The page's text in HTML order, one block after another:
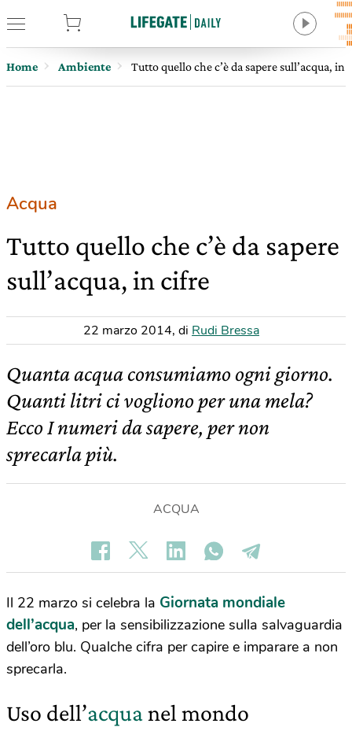
Home Ambiente Tutto quello che c’è da sapere sull’acqua, in
Acqua
Tutto quello che c’è da sapere
sull’acqua, in cifre
22 marzo 2014, di Rudi Bressa
Quanta acqua consumiamo ogni giorno.
Quanti litri ci vogliono per una mela?
Ecco I numeri da sapere, per non
sprecarla più.
ACQUA
Il 22 marzo si celebra la Giornata mondiale
dell’acqua, per la sensibilizzazione sulla salvaguardia
dell’oro blu. Qualche cifra per capire e imparare a non
sprecarla.
Uso dell’acquanel mondo